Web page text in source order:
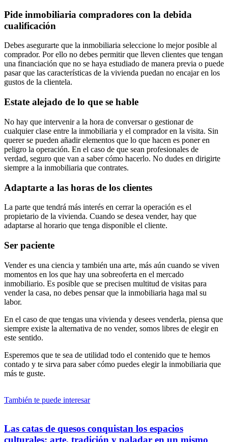
Pide inmobiliaria compradores con la debida
cualificación
Debes asegurarte que la inmobiliaria seleccione lo mejor posible al
comprador. Por ello no debes permitir que lleven clientes que tengan
una financiación que no se haya estudiado de manera previa o puede
pasar que las características de la vivienda puedan no encajar en los
gustos de la clientela.
Estate alejado de lo que se hable
No hay que intervenir a la hora de conversar o gestionar de
cualquier clase entre la inmobiliaria y el comprador en la visita. Sin
querer se pueden añadir elementos que lo que hacen es poner en
peligro la operación. En el caso de que sean profesionales de
verdad, seguro que van a saber cómo hacerlo. No dudes en dirigirte
siempre a la inmobiliaria que contrates.
Adaptarte a las horas de los clientes
La parte que tendrá más interés en cerrar la operación es el
propietario de la vivienda. Cuando se desea vender, hay que
adaptarse al horario que tenga disponible el cliente.
Ser paciente
Vender es una ciencia y también una arte, más aún cuando se viven
momentos en los que hay una sobreoferta en el mercado
inmobiliario. Es posible que se precisen multitud de visitas para
vender la casa, no debes pensar que la inmobiliaria haga mal su
labor.
En el caso de que tengas una vivienda y desees venderla, piensa que
siempre existe la alternativa de no vender, somos libres de elegir en
este sentido.
Esperemos que te sea de utilidad todo el contenido que te hemos
contado y te sirva para saber cómo puedes elegir la inmobiliaria que
más te guste.
También te puede interesar
Las catas de quesos conquistan los espacios